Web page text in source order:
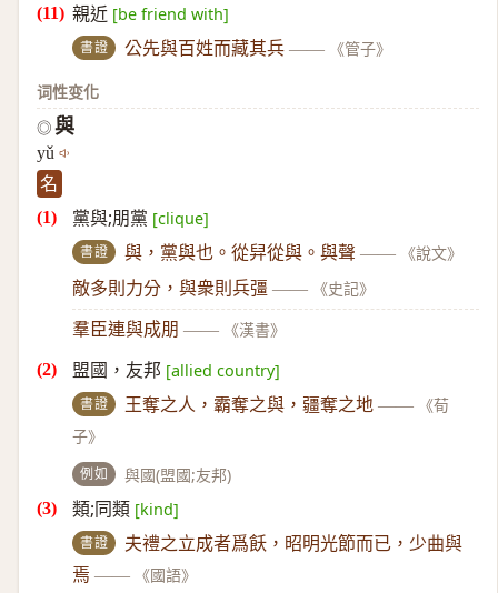
親近 [be friend with]
書證 公先與百姓而藏其兵 —— 《管子》
词性变化
◎ 與
yǔ
名
黨與;朋黨 [clique]
書證 與，黨與也。從舁從與。與聲 —— 《說文》
敵多則力分，與衆則兵彊 —— 《史記》
羣臣連與成朋 —— 《漢書》
盟國，友邦 [allied country]
書證 王奪之人，霸奪之與，疆奪之地 ——
《荀
子》
例如 與國(盟國;友邦)
類;同類 [kind]
書證
夫禮之立成者爲飫，昭明光節而已，少曲與
焉 —— 《國語》